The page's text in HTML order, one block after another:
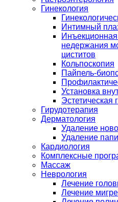
Гинекология
Интимный
Инъекционная
недержания
циститов
Кольпоскопия
Пайпель-
Установка
Эстетическая
Гирудотерапия
Дерматология
Удаление
Удаление
Кардиология
Комплексные
Массаж
Неврология
Лечение
Лечение